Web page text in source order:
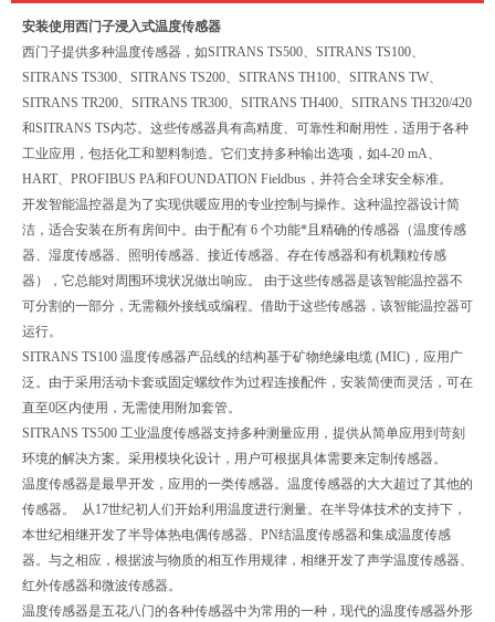
安装使用西门子浸入式温度传感器
西门子提供多种温度传感器，如SITRANS TS500、SITRANS TS100、
SITRANS TS300、SITRANS TS200、SITRANS TH100、SITRANS TW、
SITRANS TR200、SITRANS TR300、SITRANS TH400、SITRANS TH320/420
和SITRANS TS内芯。这些传感器具有高精度、可靠性和耐用性，适用于各种
工业应用，包括化工和塑料制造。它们支持多种输出选项，如4-20 mA、
HART、PROFIBUS PA和FOUNDATION Fieldbus，并符合全球安全标准。
开发智能温控器是为了实现供暖应用的专业控制与操作。这种温控器设计简
洁，适合安装在所有房间中。由于配有 6 个功能*且精确的传感器（温度传感
器、湿度传感器、照明传感器、接近传感器、存在传感器和有机颗粒传感
器），它总能对周围环境状况做出响应。 由于这些传感器是该智能温控器不
可分割的一部分，无需额外接线或编程。借助于这些传感器，该智能温控器可
运行。
SITRANS TS100 温度传感器产品线的结构基于矿物绝缘电缆 (MIC)，应用广
泛。由于采用活动卡套或固定螺纹作为过程连接配件，安装简便而灵活，可在
直至0区内使用，无需使用附加套管。
SITRANS TS500 工业温度传感器支持多种测量应用，提供从简单应用到苛刻
环境的解决方案。采用模块化设计，用户可根据具体需要来定制传感器。
温度传感器是最早开发，应用的一类传感器。温度传感器的大大超过了其他的
传感器。 从17世纪初人们开始利用温度进行测量。在半导体技术的支持下，
本世纪相继开发了半导体热电偶传感器、PN结温度传感器和集成温度传感
器。与之相应，根据波与物质的相互作用规律，相继开发了声学温度传感器、
红外传感器和微波传感器。
温度传感器是五花八门的各种传感器中为常用的一种，现代的温度传感器外形